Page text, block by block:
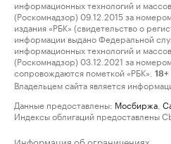
информационных технологий и
(Роскомнадзор) 09.12.2015 за
издания «РБК» (свидетельство о
информации выдано Федеральной
информационных технологий и
(Роскомнадзор) 03.12.2021 за
сопровождаются пометкой «РБК».
18+
Владельцем сайта является
Данные предоставлены: Мосбиржа
Индексы облигаций предоставлены
Информация об ограничениях